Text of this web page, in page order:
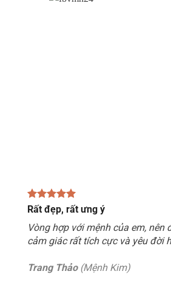
Rất đẹp, rất ưng ý
Vòng hợp với mệnh của em, nên
cảm giác rất tích cực và yêu đời
Trang Thảo(Mệnh Kim)